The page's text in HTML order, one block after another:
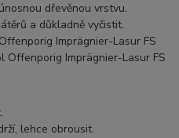
dřevěnou vrstvu.
a důkladně vyčistit.
Imprägnier-Lasur FS
Offenporig Imprägnier-Lasur FS
lehce obrousit.